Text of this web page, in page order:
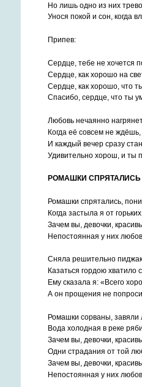
Но лишь одно из них
Унося покой и сон, когда
Припев:
Сердце, тебе не хочется
Сердце, как хорошо на
Сердце, как хорошо, что
Спасибо, сердце, что ты
Любовь нечаянно
Когда её совсем не ждёшь,
И каждый вечер сразу
Удивительно хорош, и ты
РОМАШКИ СПРЯТАЛИСЬ
Ромашки спрятались,
Когда застыла я от
Зачем вы, девочки,
Непостоянная у них
Сняла решительно
Казаться гордою хватило
Ему сказала я: «Всего
А он прощения не
Ромашки сорваны, завяли
Вода холодная в реке
Зачем вы, девочки,
Одни страдания от той
Зачем вы, девочки,
Непостоянная у них